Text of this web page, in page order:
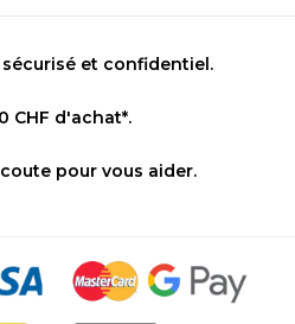
et confidentiel.
CHF d'achat*.
pour vous aider.